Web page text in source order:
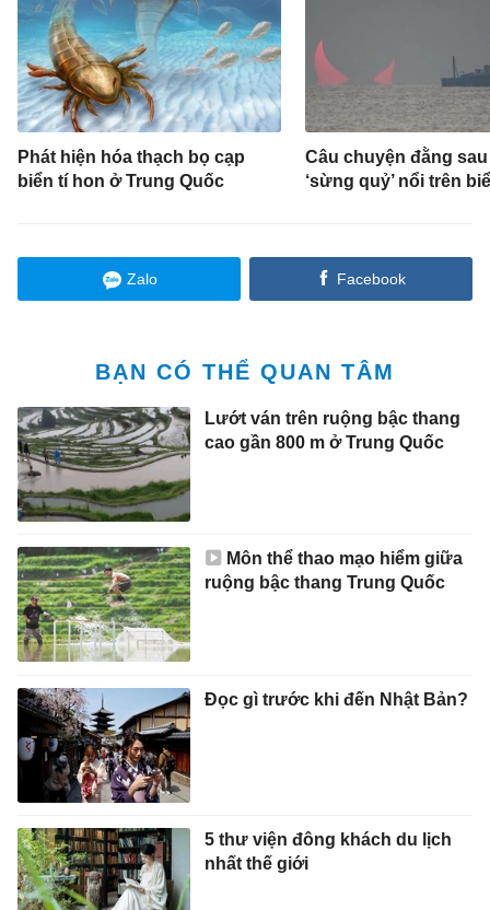
Phát hiện hóa thạch bọ cạp
biển tí hon ở Trung Quốc
Câu chuyện đằng
‘sừng quỷ’ nổi trên
Zalo Facebook
BẠN CÓ THỂ QUAN TÂM
Lướt ván trên ruộng bậc thang
cao gần 800 m ở Trung Quốc
Môn thể thao mạo hiểm giữa
ruộng bậc thang Trung Quốc
Đọc gì trước khi đến Nhật Bản?
5 thư viện đông khách du lịch
nhất thế giới